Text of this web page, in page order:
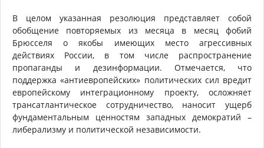
В целом указанная резолюция представляет собой
обобщение повторяемых из месяца в месяц фобий
Брюсселя о якобы имеющих место агрессивных
действиях России, в том числе распространение
пропаганды и дезинформации. Отмечается, что
поддержка «антиевропейских» политических сил вредит
европейскому интеграционному проекту, осложняет
трансатлантическое сотрудничество, наносит ущерб
фундаментальным ценностям западных демократий –
либерализму и политической независимости.